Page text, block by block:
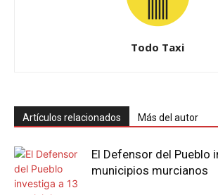
Todo Taxi
Artículos relacionados Más del autor
El Defensor del Pueblo
municipios murcianos